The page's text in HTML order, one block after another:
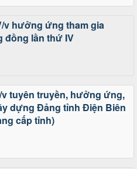
v hưởng ứng tham gia
đồng lần thứ IV
tuyên truyền, hưởng ứng,
dựng Đảng tỉnh Điện Biên
cấp tỉnh)